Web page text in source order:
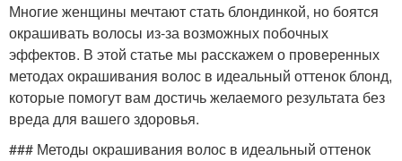
Многие женщины мечтают стать блондинкой, но боятся
окрашивать волосы из-за возможных побочных
эффектов. В этой статье мы расскажем о проверенных
методах окрашивания волос в идеальный оттенок блонд,
которые помогут вам достичь желаемого результата без
вреда для вашего здоровья.
### Методы окрашивания волос в идеальный оттенок